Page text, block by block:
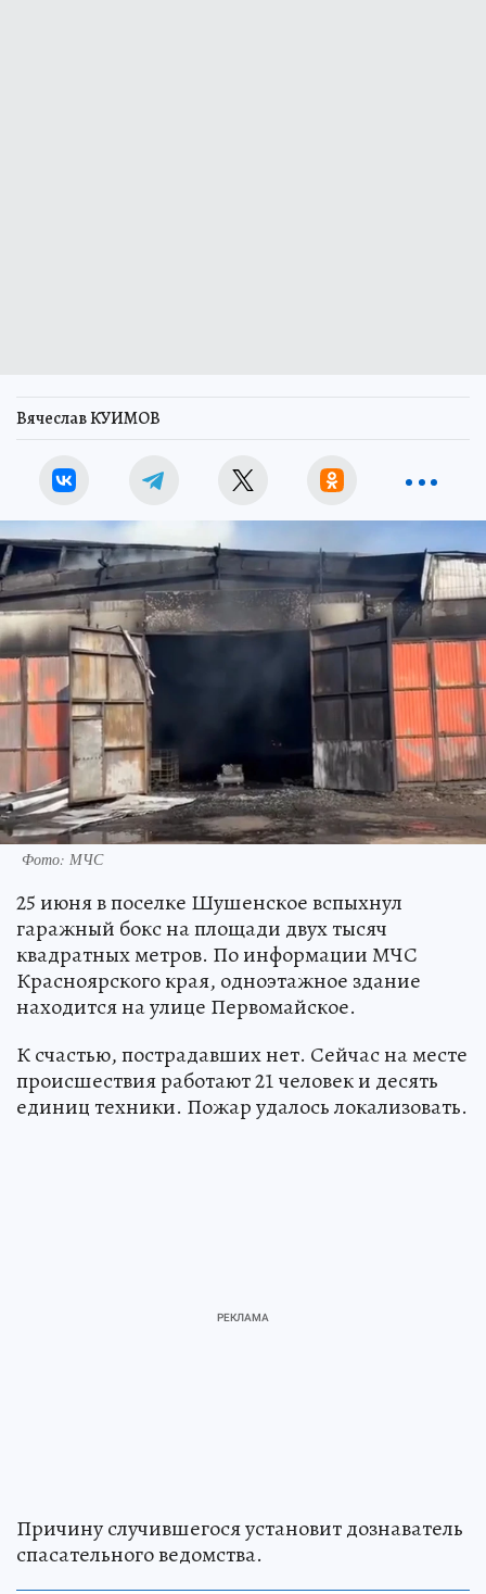
Вячеслав КУИМОВ
Фото: МЧС
25 июня в поселке Шушенское вспыхнул
гаражный бокс на площади двух тысяч
квадратных метров. По информации МЧС
Красноярского края, одноэтажное здание
находится на улице Первомайское.
К счастью, пострадавших нет. Сейчас на месте
происшествия работают 21 человек и десять
единиц техники. Пожар удалось локализовать.
Причину случившегося установит дознаватель
спасательного ведомства.